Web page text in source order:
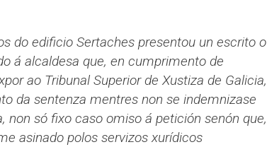
do edificio Sertaches presentou un escrito o
á alcaldesa que, en cumprimento de
ao Tribunal Superior de Xustiza de Galicia,
da sentenza mentres non se indemnizase
non só fixo caso omiso á petición senón que,
asinado polos servizos xurídicos